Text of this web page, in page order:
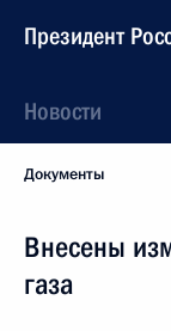
Президент
Новости
Документы
Внесены
газа